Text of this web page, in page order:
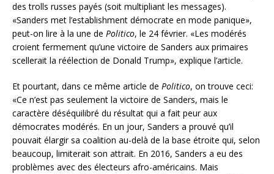
des trolls russes payés (soit multipliant les messages).
«Sanders met l’establishment démocrate en mode panique»,
peut-on lire à la une de Politico, le 24 février. «Les modérés
croient fermement qu’une victoire de Sanders aux primaires
scellerait la réélection de Donald Trump», explique l’article.
Et pourtant, dans ce même article de Politico, on trouve ceci:
«Ce n’est pas seulement la victoire de Sanders, mais le
caractère déséquilibré du résultat qui a fait peur aux
démocrates modérés. En un jour, Sanders a prouvé qu’il
pouvait élargir sa coalition au-delà de la base étroite qui, selon
beaucoup, limiterait son attrait. En 2016, Sanders a eu des
problèmes avec des électeurs afro-américains. Mais